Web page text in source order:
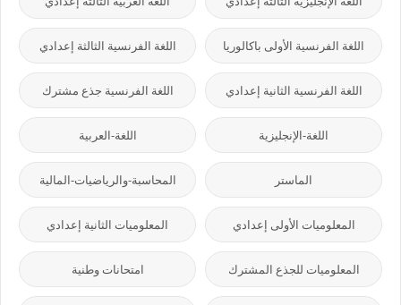
اللغة الفرنسية الأولى باكالوريا اللغة الفرنسية الثالثة إعدادي
اللغة الفرنسية الثانية إعدادي اللغة الفرنسية جذع مشترك
اللغة-الإنجليزية اللغة-العربية
الماستر المحاسبة-والرياضيات-المالية
المعلوميات الأولى إعدادي المعلوميات الثانية إعدادي
المعلوميات للجذع المشترك امتحانات وطنية